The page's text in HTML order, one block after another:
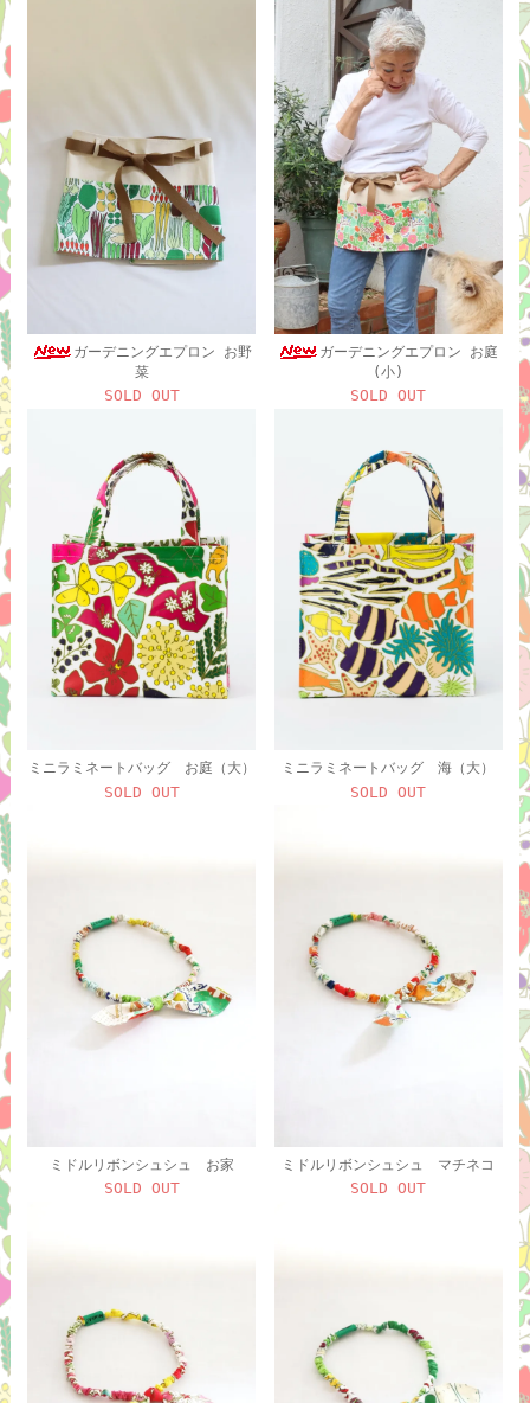
ガーデニングエプロン お野
菜
SOLD OUT
ガーデニングエプロン お庭
(小)
SOLD OUT
ミニラミネートバッグ お庭（大）
SOLD OUT
ミニラミネートバッグ 海（大）
SOLD OUT
ミドルリボンシュシュ お家
SOLD OUT
ミドルリボンシュシュ マチネコ
SOLD OUT